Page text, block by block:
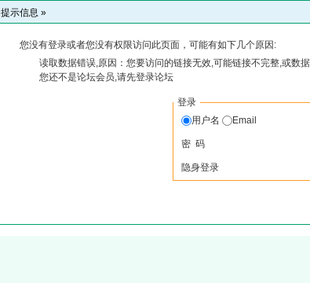
提示信息 »
您没有登录或者您没有权限访问此页面，可能有如下几个原因:
读取数据错误,原因：您要访问的链接无效,可能链接不完整,或数
您还不是论坛会员,请先登录论坛
登录
用户名
Email
密 码
隐身登录